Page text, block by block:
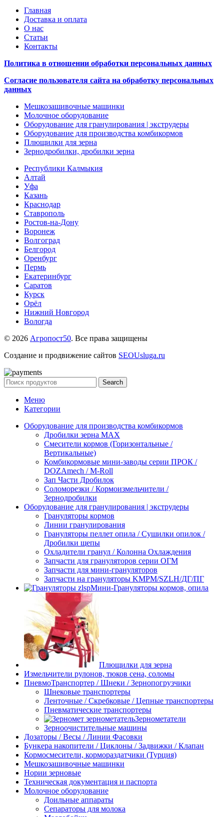
Главная
Доставка и оплата
О нас
Статьи
Контакты
Политика в отношении обработки персональных данных
Согласие пользователя сайта на обработку персональных
данных
Мешкозашивочные машинки
Молочное оборудование
Оборудование для гранулирования | экструдеры
Оборудование для производства комбикормов
Плющилки для зерна
Зернодробилки, дробилки зерна
Республики Калмыкия
Алтай
Уфа
Казань
Краснодар
Ставрополь
Ростов-на-Дону
Воронеж
Волгоград
Белгород
Оренбург
Пермь
Екатеринбург
Саратов
Курск
Орёл
Нижний Новгород
Вологда
© 2026 Агропост50. Все права защищены
Создание и продвижение сайтов SEOUsluga.ru
Search
Меню
Категории
Оборудование для производства комбикормов
Дробилки зерна МАХ
Смесители кормов (Горизонтальные /
Вертикальные)
Комбикормовые мини-заводы серии ПРОК /
DOZAmech / M-Roll
Зап Части Дробилок
Соломорезки / Кормоизмельчители /
Зернодробилки
Оборудование для гранулирования | экструдеры
Грануляторы кормов
Линии гранулирования
Грануляторы пеллет опила / Сушилки опилок /
Дробилки щепы
Охладители гранул / Колонна Охлаждения
Запчасти для грануляторов серии ОГМ
Запчасти для мини-грануляторов
Запчасти на грануляторы KMPM/SZLH/ДГ/ПГ
Мини-Грануляторы кормов, опила
Плющилки для зерна
Измельчители рулонов, тюков сена, соломы
ПневмоТранспортер / Шнеки / Зернопогрузчики
Шнековые транспортеры
Ленточные / Скребковые / Цепные транспортеры
Пневматические транспортеры
Зернометатели
Зерноочистительные машины
Дозаторы / Весы / Линии Фасовки
Бункера накопители / Циклоны / Задвижки / Клапан
Кормосмесители, кормораздатчики (Турция)
Мешкозашивочные машинки
Нории зерновые
Техническая документация и паспорта
Молочное оборудование
Доильные аппараты
Сепараторы для молока